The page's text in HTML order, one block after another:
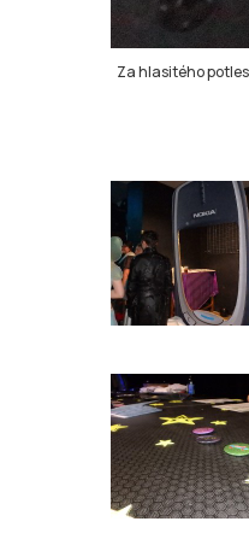
Za hlasitého